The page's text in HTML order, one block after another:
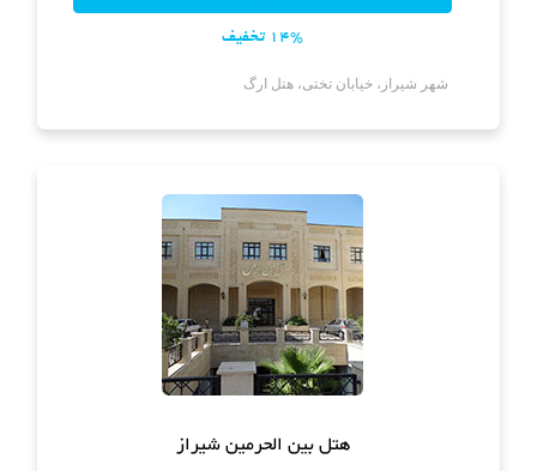
14% تخفیف
شهر شیراز، خیابان تختی، هتل ارگ
هتل بین الحرمین شیراز